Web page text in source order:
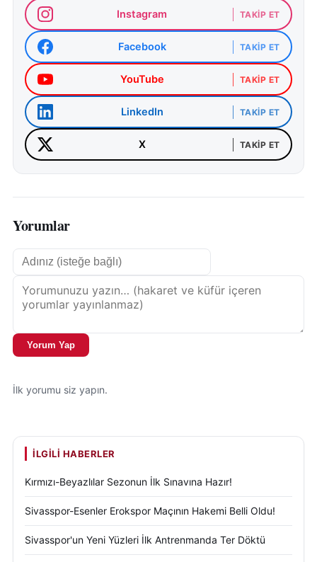
Instagram TAKIP ET
Facebook TAKIP ET
YouTube TAKIP ET
LinkedIn TAKIP ET
X TAKIP ET
Yorumlar
Yorum Yap
İlk yorumu siz yapın.
İLGILI HABERLER
Kırmızı-Beyazlılar Sezonun İlk Sınavına Hazır!
Sivasspor-Esenler Erokspor Maçının Hakemi Belli Oldu!
Sivasspor'un Yeni Yüzleri İlk Antrenmanda Ter Döktü